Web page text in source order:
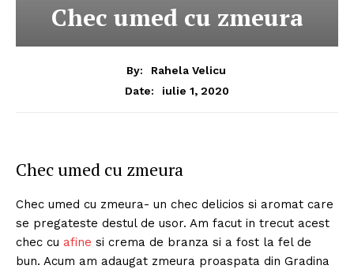
Chec umed cu zmeura
By:
Rahela Velicu
Date:
iulie 1, 2020
Chec umed cu zmeura
Chec umed cu zmeura- un chec delicios si aromat care
se pregateste destul de usor. Am facut in trecut acest
chec cu afine si crema de branza si a fost la fel de
bun. Acum am adaugat zmeura proaspata din Gradina